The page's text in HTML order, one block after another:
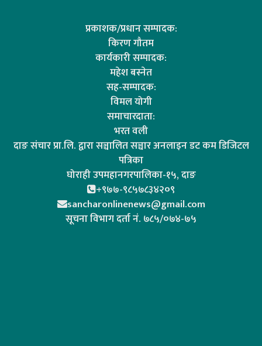
प्रकाशक/प्रधान सम्पादक:
किरण गौतम
कार्यकारी सम्पादक:
महेश बस्नेत
सह-सम्पादक:
विमल योगी
समाचारदाता:
भरत वली
दाङ संचार प्रा.लि. द्वारा सञ्चालित सञ्चार अनलाइन डट कम डिजिटल
पत्रिका
घोराही उपमहानगरपालिका-१५, दाङ
+९७७-९८५७८३४२०९
sancharonlinenews@gmail.com
सूचना विभाग दर्ता न‌ं. ७८५/०७४-७५